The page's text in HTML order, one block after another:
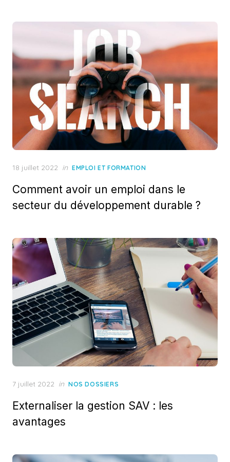
Posted
18 juillet 2022 in EMPLOI ET FORMATION
Comment avoir un emploi dans le
secteur du développement durable ?
Posted
7 juillet 2022 in NOS DOSSIERS
Externaliser la gestion SAV : les
avantages